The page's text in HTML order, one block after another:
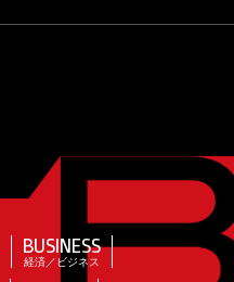
BUSINESS
経済／ビジネス